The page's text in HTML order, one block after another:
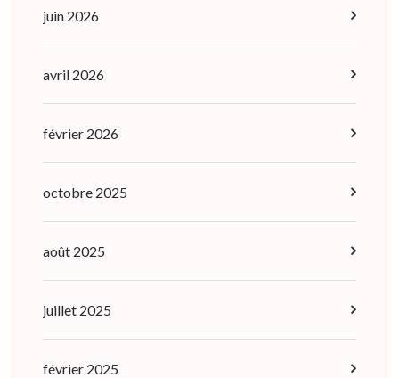
juin 2026
avril 2026
février 2026
octobre 2025
août 2025
juillet 2025
février 2025